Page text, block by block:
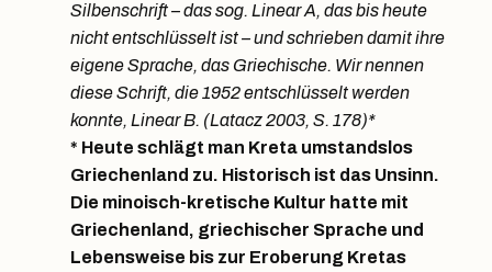
Silbenschrift – das sog. Linear A, das bis heute
nicht entschlüsselt ist – und schrieben damit ihre
eigene Sprache, das Griechische. Wir nennen
diese Schrift, die 1952 entschlüsselt werden
konnte, Linear B. (Latacz 2003, S. 178)*
* Heute schlägt man Kreta umstandslos
Griechenland zu. Historisch ist das Unsinn.
Die minoisch-kretische Kultur hatte mit
Griechenland, griechischer Sprache und
Lebensweise bis zur Eroberung Kretas